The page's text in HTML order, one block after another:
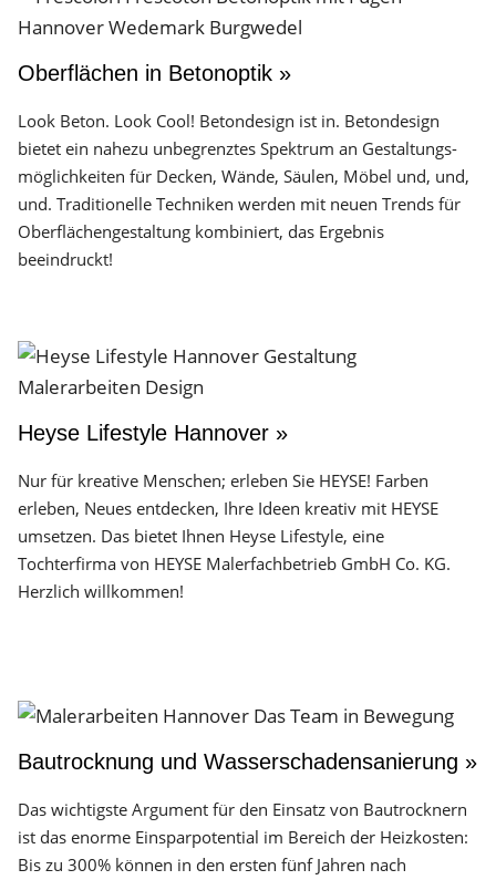
Oberflächen in Betonoptik »
Look Beton. Look Cool! Betondesign ist in. Betondesign
bietet ein nahezu unbegrenztes Spektrum an Gestaltungs­
möglichkeiten für Decken, Wände, Säulen, Möbel und, und,
und. Traditionelle Techniken werden mit neuen Trends für
Oberflächen­gestaltung kombiniert, das Ergebnis
beeindruckt!
Heyse Lifestyle Hannover »
Nur für kreative Menschen; erleben Sie HEYSE! Farben
erleben, Neues entdecken, Ihre Ideen kreativ mit HEYSE
umsetzen. Das bietet Ihnen Heyse Lifestyle, eine
Tochterfirma von HEYSE Malerfachbetrieb GmbH Co. KG.
Herzlich willkommen!
Bautrocknung und Wasserschadensanierung »
Das wichtigste Argument für den Einsatz von Bautrocknern
ist das enorme Einsparpotential im Bereich der Heizkosten:
Bis zu 300% können in den ersten fünf Jahren nach